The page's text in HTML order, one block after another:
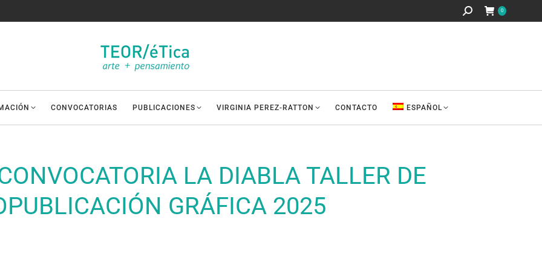
Buscar: 0
CONVOCATORIAS PUBLICACIONES VIRGINIA PEREZ-RATTON CONTACTO ESPAÑOL
LA DIABLA TALLER DE
GRÁFICA 2025